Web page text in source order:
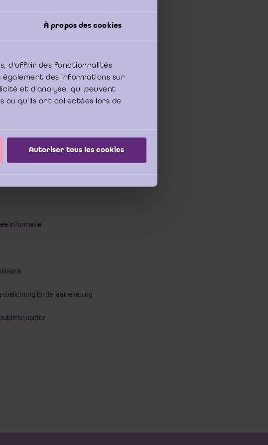
À propos des cookies
d'offrir des fonctionnalités
des informations sur
et d'analyse, qui peuvent
ou qu'ils ont collectées lors de
Autoriser tous les cookies
lezer niet op een dwaalspoor te
spelen op grond van zijn ervaring
informatie
bii de jaarrekening
sector